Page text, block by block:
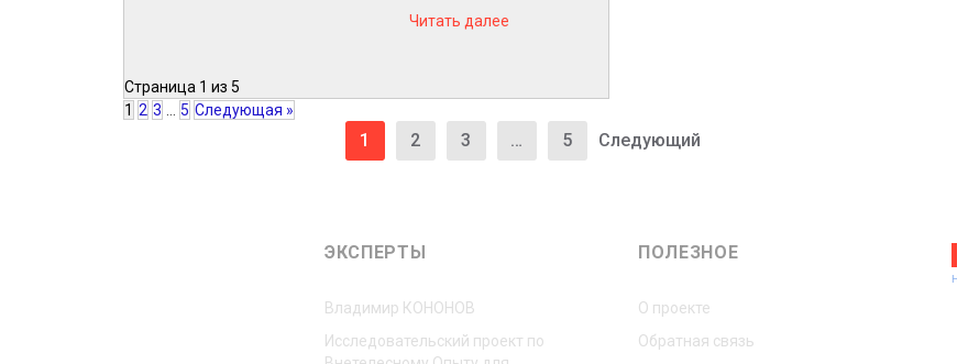
Читать далее
Страница 1 из 5
1 2 3 5 Следующая »
1 2 3 … 5 Следующий
ЭКСПЕРТЫ
Владимир КОНОНОВ
Исследовательский проект по
ПОЛЕЗНОЕ
О проекте
Обратная связь